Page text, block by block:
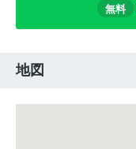
無料
地図